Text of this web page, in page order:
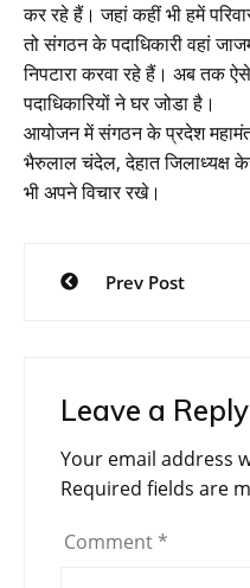
कर रहे हैं। जहां कहीं भी हमें
तो संगठन के पदाधिकारी वहां
निपटारा करवा रहे हैं। अब तक
पदाधिकारियों ने घर जोडा है।
आयोजन में संगठन के प्रदेश
भैरुलाल चंदेल, देहात जिलाध्यक्ष
भी अपने विचार रखे।
Post
navigation
Prev Post
Leave a Reply
Your email address
Required fields are
Comment *